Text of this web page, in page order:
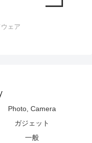
ェア
Photo, Camera
ガジェット
一般